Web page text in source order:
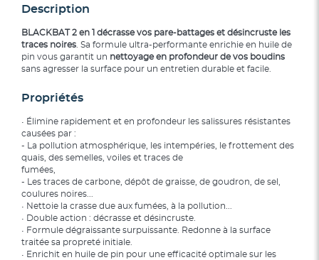
Description
BLACKBAT 2 en 1 décrasse vos pare-battages et désincruste les
traces noires . Sa formule ultra-performante enrichie en huile de
pin vous garantit un nettoyage en profondeur de vos boudins
sans agresser la surface pour un entretien durable et facile.
Propriétés
• Élimine rapidement et en profondeur les salissures résistantes
causées par :
- La pollution atmosphérique, les intempéries, le frottement des
quais, des semelles, voiles et traces de
fumées,
- Les traces de carbone, dépôt de graisse, de goudron, de sel,
coulures noires...
• Nettoie la crasse due aux fumées, à la pollution...
• Double action : décrasse et désincruste.
• Formule dégraissante surpuissante. Redonne à la surface
traitée sa propreté initiale.
• Enrichit en huile de pin pour une efficacité optimale sur les